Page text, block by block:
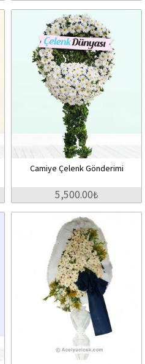
Camiye Çelenk Gönderimi
5,500.00₺